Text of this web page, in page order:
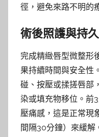
徑，避免來路不明的
術後照護與持
完成精緻唇型微整形
果持續時間與安全性
碰、按壓或揉搓唇部
染或填充物移位。前
壓痛感，這是正常現
間隔30分鐘）來緩解